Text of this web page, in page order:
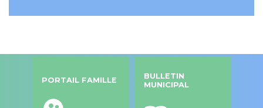
PORTAIL FAMILLE
BULLETIN
MUNICIPAL